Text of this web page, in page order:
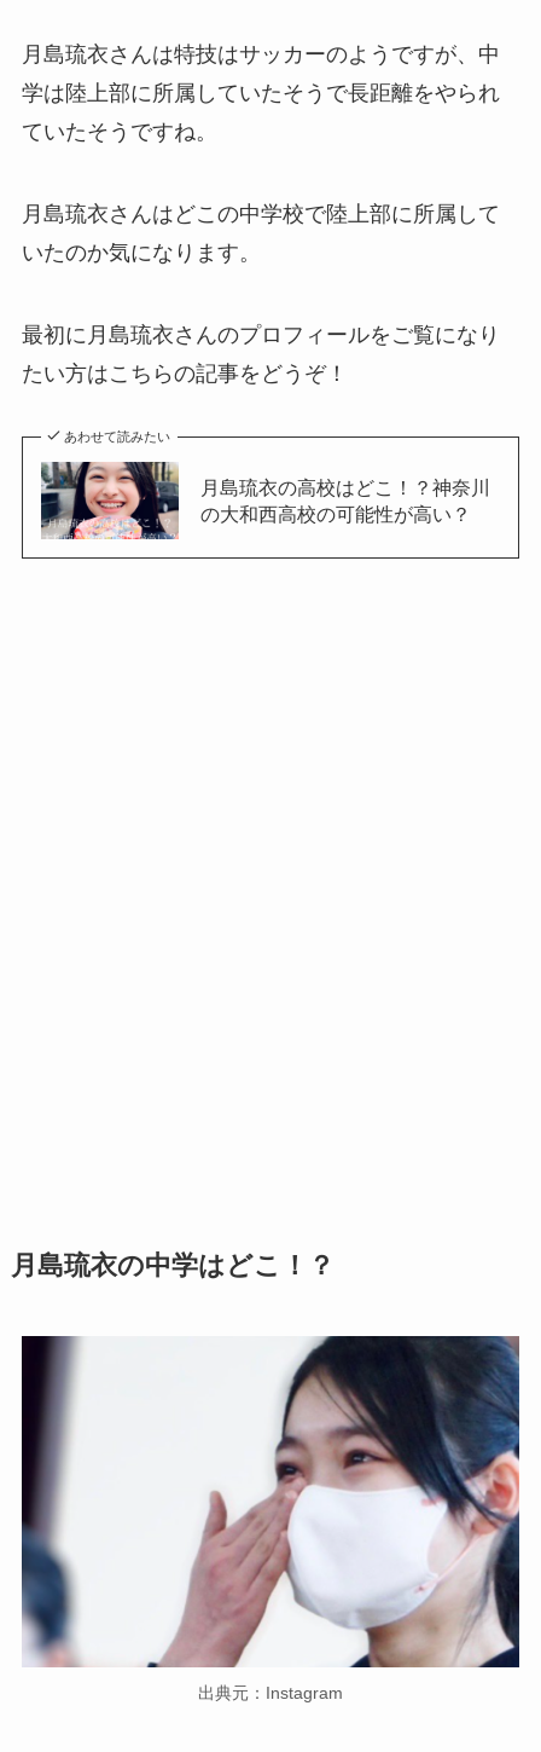
月島琉衣さんは特技はサッカーのようですが、中
学は陸上部に所属していたそうで長距離をやられ
ていたそうですね。
月島琉衣さんはどこの中学校で陸上部に所属して
いたのか気になります。
最初に月島琉衣さんのプロフィールをご覧になり
たい方はこちらの記事をどうぞ！
あわせて読みたい
月島琉衣の高校はどこ！？神奈川
の大和西高校の可能性が高い？
月島琉衣の中学はどこ！？
出典元：Instagram